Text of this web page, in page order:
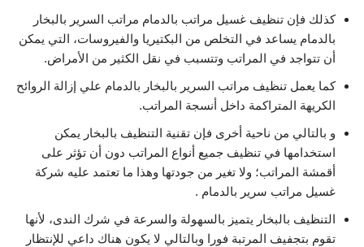
كذلك فإن تنظيف غسيل مراتب بالدمام مراتب السرير بالبخار
بالدمام يساعد في التخلص من البكتيريا والفيروسات، التي يمكن
أن تتواجد في المراتب وتتسبب في نقل الكثير من الأمراض.
كما يعمل تنظيف مراتب السرير بالبخار بالدمام علي إزالة الروائح
الكريهة المتراكمة داخل أنسجة المراتب.
و بالتالي من ناحية أخرى فإن تقنية التنظيف بالبخار يمكن
استخدامها في تنظيف جميع أنواع المراتب دون أن تؤثر على
أقمشة المراتب؛ ولا تغير من جودتها وهذا ما تعتمد عليه شركة
غسيل مراتب سرير بالدمام .
التنظيف بالبخار يتميز بالسهولة والسرعة في شرك الندى، لأنها
تقوم بتجفيف المرتبة فورا وبالتالي لا يكون هناك داعي للإنتظار